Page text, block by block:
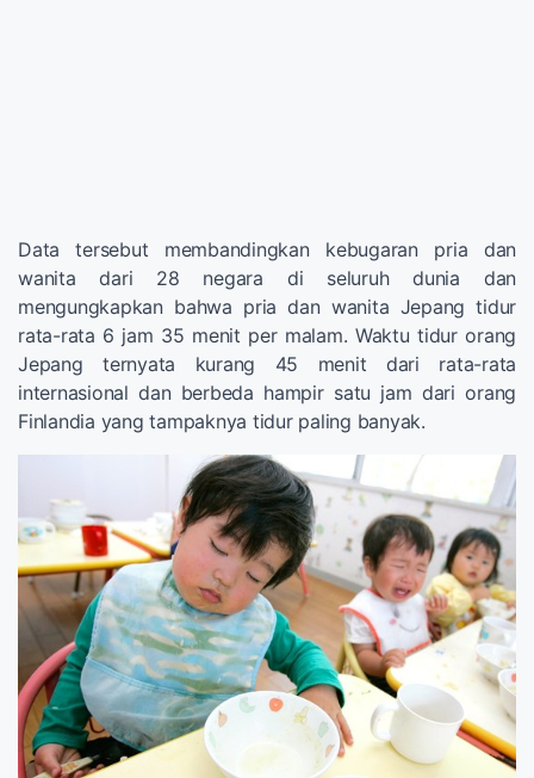
Data tersebut membandingkan kebugaran pria dan
wanita dari 28 negara di seluruh dunia dan
mengungkapkan bahwa pria dan wanita Jepang tidur
rata-rata 6 jam 35 menit per malam. Waktu tidur orang
Jepang ternyata kurang 45 menit dari rata-rata
internasional dan berbeda hampir satu jam dari orang
Finlandia yang tampaknya tidur paling banyak.